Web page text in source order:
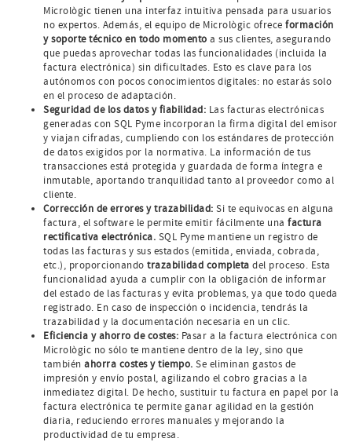
Micrològic tienen una interfaz intuitiva pensada para usuarios
no expertos. Además, el equipo de Micrològic ofrece formación
y soporte técnico en todo momento a sus clientes, asegurando
que puedas aprovechar todas las funcionalidades (incluida la
factura electrónica) sin dificultades. Esto es clave para los
autónomos con pocos conocimientos digitales: no estarás solo
en el proceso de adaptación.
Seguridad de los datos y fiabilidad: Las facturas electrónicas
generadas con SQL Pyme incorporan la firma digital del emisor
y viajan cifradas, cumpliendo con los estándares de protección
de datos exigidos por la normativa. La información de tus
transacciones está protegida y guardada de forma íntegra e
inmutable, aportando tranquilidad tanto al proveedor como al
cliente.
Corrección de errores y trazabilidad: Si te equivocas en alguna
factura, el software le permite emitir fácilmente una factura
rectificativa electrónica. SQL Pyme mantiene un registro de
todas las facturas y sus estados (emitida, enviada, cobrada,
etc.), proporcionando trazabilidad completa del proceso. Esta
funcionalidad ayuda a cumplir con la obligación de informar
del estado de las facturas y evita problemas, ya que todo queda
registrado. En caso de inspección o incidencia, tendrás la
trazabilidad y la documentación necesaria en un clic.
Eficiencia y ahorro de costes: Pasar a la factura electrónica con
Micrològic no sólo te mantiene dentro de la ley, sino que
también ahorra costes y tiempo. Se eliminan gastos de
impresión y envío postal, agilizando el cobro gracias a la
inmediatez digital. De hecho, sustituir tu factura en papel por la
factura electrónica te permite ganar agilidad en la gestión
diaria, reduciendo errores manuales y mejorando la
productividad de tu empresa.